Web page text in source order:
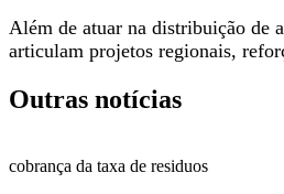
Além de atuar na distribuição de
articulam projetos regionais,
Outras notícias
cobrança da taxa de residuos